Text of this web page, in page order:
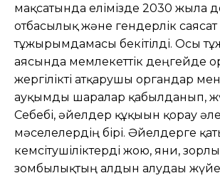
мақсатында елімізде 2030 жылға
отбасылық және гендерлік саясат
тұжырымдамасы бекітілді. Осы
аясында мемлекеттік деңгейде
жергілікті атқарушы органдар
ауқымды шаралар қабылданып,
Себебі, әйелдер құқығын қорғау
мәселелердің бірі. Әйелдерге
кемсітушіліктерді жою, яғни,
зомбылықтың алдын алудағы